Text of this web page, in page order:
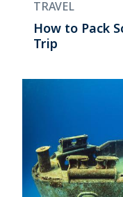
TRAVEL
How to Pack
Trip